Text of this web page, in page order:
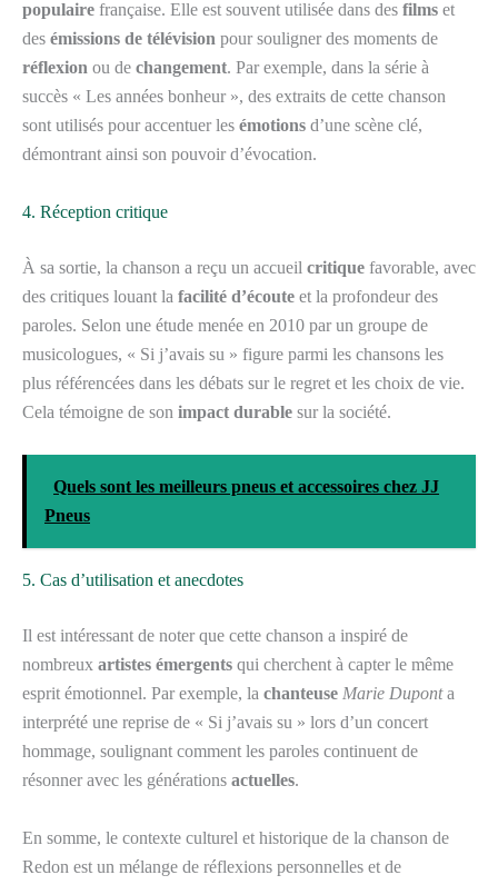
populaire française. Elle est souvent utilisée dans des films et
des émissions de télévision pour souligner des moments de
réflexion ou de changement. Par exemple, dans la série à
succès « Les années bonheur », des extraits de cette chanson
sont utilisés pour accentuer les émotions d’une scène clé,
démontrant ainsi son pouvoir d’évocation.
4. Réception critique
À sa sortie, la chanson a reçu un accueil critique favorable, avec
des critiques louant la facilité d’écoute et la profondeur des
paroles. Selon une étude menée en 2010 par un groupe de
musicologues, « Si j’avais su » figure parmi les chansons les
plus référencées dans les débats sur le regret et les choix de vie.
Cela témoigne de son impact durable sur la société.
Quels sont les meilleurs pneus et accessoires chez JJ
Pneus
5. Cas d’utilisation et anecdotes
Il est intéressant de noter que cette chanson a inspiré de
nombreux artistes émergents qui cherchent à capter le même
esprit émotionnel. Par exemple, la chanteuse Marie Duponta
interprété une reprise de « Si j’avais su » lors d’un concert
hommage, soulignant comment les paroles continuent de
résonner avec les générations actuelles.
En somme, le contexte culturel et historique de la chanson de
Redon est un mélange de réflexions personnelles et de